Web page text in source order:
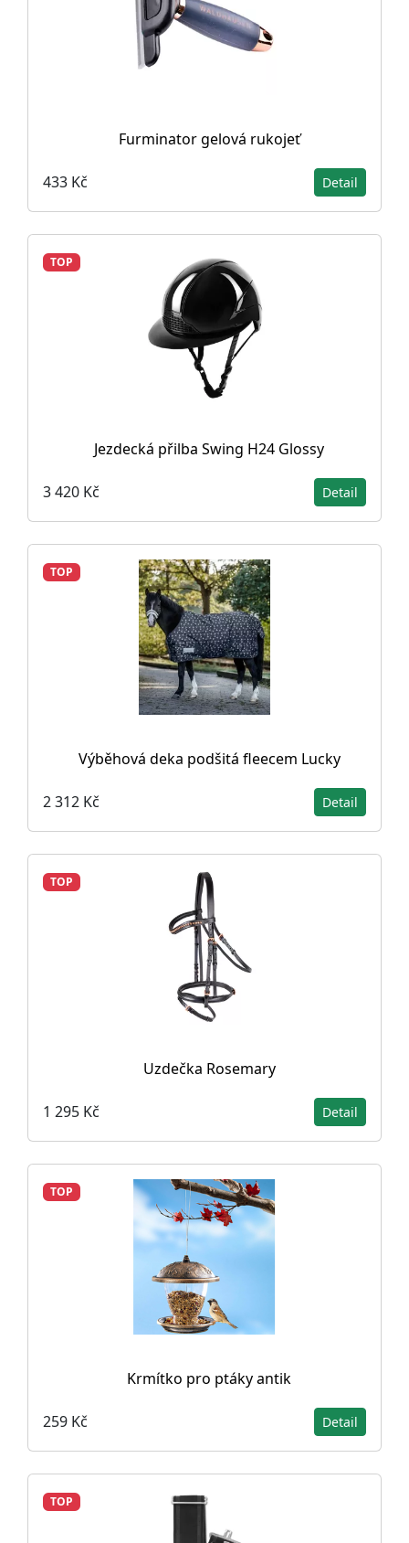
Furminator gelová rukojeť
433 Kč Detail
TOP
Jezdecká přilba Swing H24 Glossy
3 420 Kč Detail
TOP
Výběhová deka podšitá fleecem Lucky
2 312 Kč Detail
TOP
Uzdečka Rosemary
1 295 Kč Detail
TOP
Krmítko pro ptáky antik
259 Kč Detail
TOP